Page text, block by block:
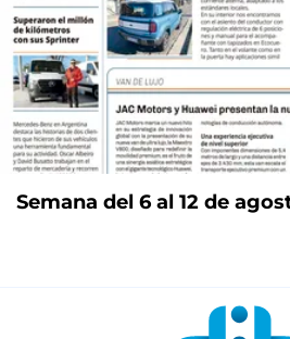
Semana del 6 al 12 de